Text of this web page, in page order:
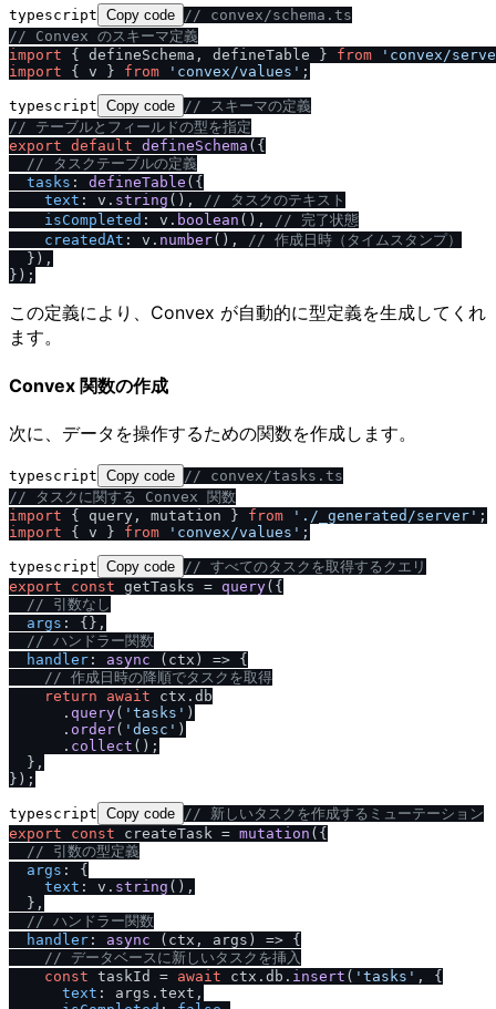
typescript Copy code // convex/schema.ts
// Convex のスキーマ定義
import { defineSchema, defineTable } from 'convex/
import { v } from 'convex/values'
typescript Copy code // スキーマの定義
// テーブルとフィールドの型を指定
export default defineSchema ({
// タスクテーブルの定義
tasks : defineTable ({
text : v. string (), // タスクのテキスト
isCompleted : v. boolean (), // 完了状態
createdAt : v. number(), // 作成日時（タイムスタンプ）
  }),
この定義により、Convex が自動的に型定義を生成してくれ
ます。
Convex 関数の作成
次に、データを操作するための関数を作成します。
typescript Copy code / / convex /tasks.ts
/ / タスクに関する Convex 関数
import { query, mutation } from '. / _generated /server'
import { v } from 'convex /values'
typescript Copy code / / すべてのタスクを取得するクエリ
export
const getTasks = query({
/ / 引数なし
args : {},
/ / ハンドラー関数
handler : async (ctx) => {
/ / 作成日時の降順でタスクを取得
return
await ctx. db
      .
query( 'tasks' )
      .
order( 'desc' )
      .
collect ();
  },
typescript Copy code / / 新しいタスクを作成するミューテーション
export
const createTask = mutation ({
/ / 引数の型定義
args : {
text : v. string (),
  },
/ / ハンドラー関数
handler : async (ctx, args) => {
/ / データベースに新しいタスクを挿入
const taskId = await ctx. db . insert ( 'tasks' , {
text : args. text ,